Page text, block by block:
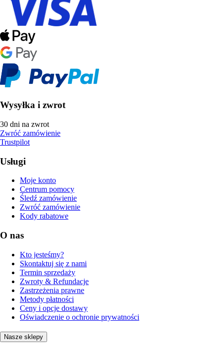
Wysyłka i zwrot
30 dni na zwrot
Zwróć zamówienie
Trustpilot
Usługi
Moje konto
Centrum pomocy
Śledź zamówienie
Zwróć zamówienie
Kody rabatowe
O nas
Kto jesteśmy?
Skontaktuj się z nami
Termin sprzedaży
Zwroty & Refundacje
Zastrzeżenia prawne
Metody płatności
Ceny i opcje dostawy
Oświadczenie o ochronie prywatności
Nasze sklepy